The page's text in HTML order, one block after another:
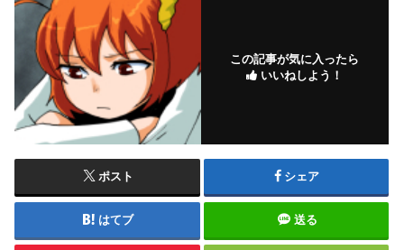
この記事が気に入ったら
いいねしよう！
ポスト シェア
はてブ 送る